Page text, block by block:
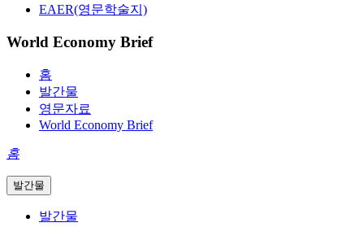
EAER(영문학술지)
World Economy Brief
홈
발간물
영문자료
World Economy Brief
홈
발간물
발간물